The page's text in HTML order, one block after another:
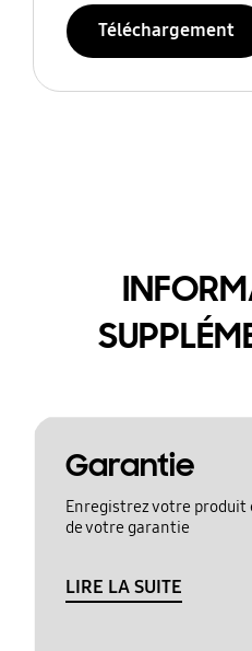
Téléchargement
Garantie
Enregistrez votre produit
de votre garantie
LIRE LA SUITE